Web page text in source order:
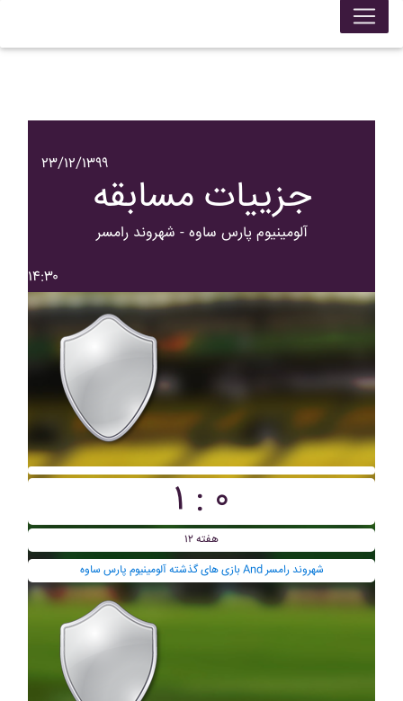
۲۳/۱۲/۱۳۹۹
جزییات مسابقه
آلومينيوم پارس ساوه - شهروند رامسر
۱۴:۳۰
۱ : ۰
هفته ۱۲
بازی های گذشته آلومينيوم پارس ساوه And شهروند رامسر